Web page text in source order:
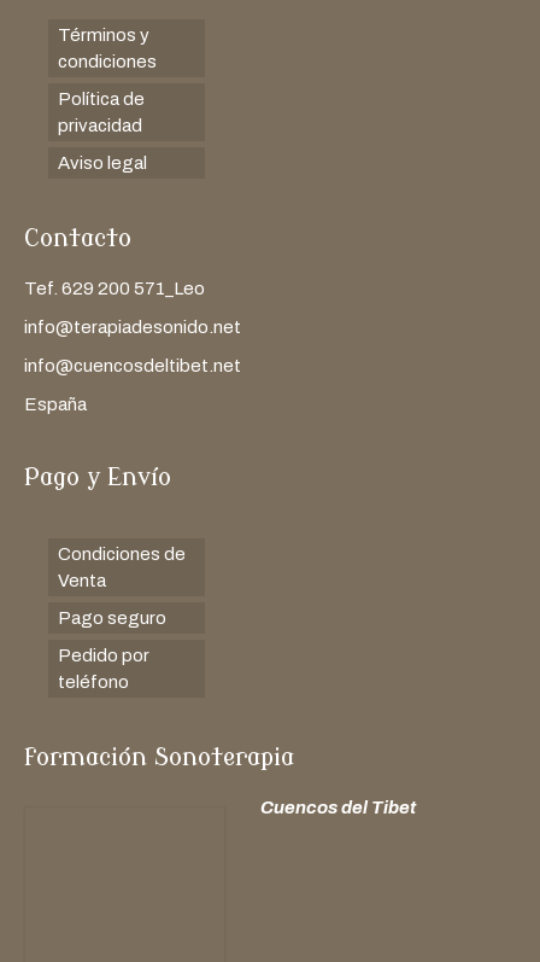
Términos y
condiciones
Política de
privacidad
Aviso legal
Contacto
Tef. 629 200 571_Leo
info@terapiadesonido.net
info@cuencosdeltibet.net
España
Pago y Envío
Condiciones de
Venta
Pago seguro
Pedido por
teléfono
formación Sonoterapia
Cuencos del Tibet